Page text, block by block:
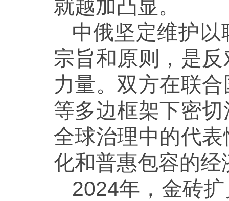
就越加凸显。
中俄坚定维护
宗旨和原则，是
力量。双方在联
等多边框架下密
全球治理中的代
化和普惠包容的经
2024年，金砖